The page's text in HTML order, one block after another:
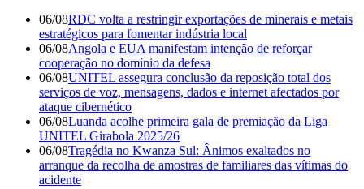
06/08RDC volta a restringir exportações de minerais e metais
estratégicos para fomentar indústria local
06/08Angola e EUA manifestam intenção de reforçar
cooperação no domínio da defesa
06/08UNITEL assegura conclusão da reposição total dos
serviços de voz, mensagens, dados e internet afectados por
ataque cibernético
06/08Luanda acolhe primeira gala de premiação da Liga
UNITEL Girabola 2025/26
06/08Tragédia no Kwanza Sul: Ânimos exaltados no
arranque da recolha de amostras de familiares das vítimas do
acidente